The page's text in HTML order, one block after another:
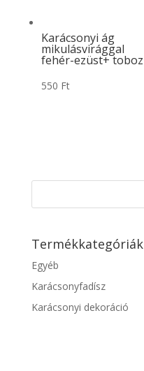
Karácsonyi ág
mikulásvirággal
fehér-ezüst+ toboz
550 Ft
Termékkategóriák
Egyéb
Karácsonyfadísz
Karácsonyi dekoráció